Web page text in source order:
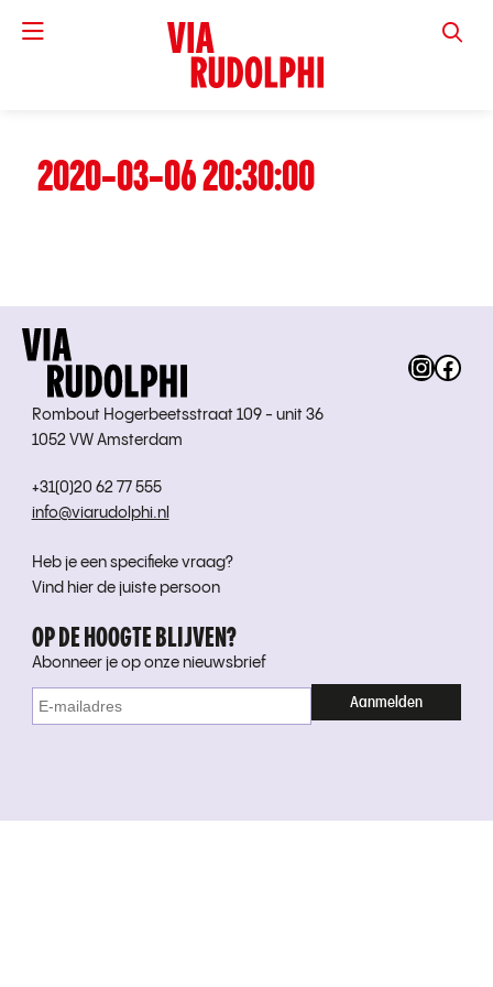
VIA
2020-03-06 20:30:00
Rombout Hogerbeetsstraat 109 - unit 36
1052 VW Amsterdam
+31(0)20 62 77 555
info@viarudolphi.nl
Heb je een specifieke vraag?
Vind hier de juiste persoon
OP DE HOOGTE BLIJVEN?
Abonneer je op onze nieuwsbrief